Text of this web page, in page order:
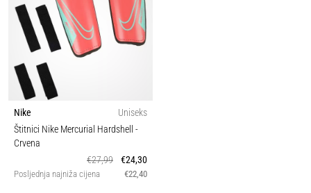
Nike
Uniseks
Štitnici Nike Mercurial Hardshell -
Crvena
€27,99
€24,30
Posljednja najniža cijena €22,40